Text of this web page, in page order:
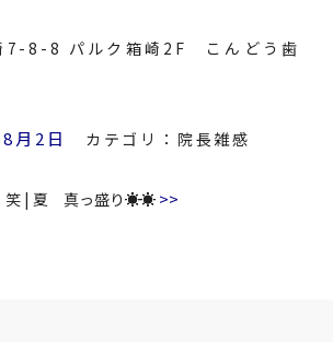
7-8-8 パルク箱崎2F こんどう歯
月2日 カテゴリ： 院長雑感
笑 | 夏 真っ盛り☀☀ >>